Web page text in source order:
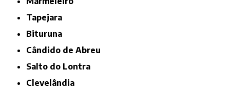
Tapejara
Bituruna
Cândido de Abreu
Salto do Lontra
Clevelândia